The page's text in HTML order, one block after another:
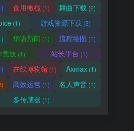
食用橄榄(1) 舞曲下载 (2)
(1) 游戏资源下载 (3)
华语新闻 (1) 流程绘图 (1)
竞技 (1) 站长平台 (1)
在线博物馆(1) Axmax(1)
高效运营(1) 名人声音 (1)
多传感器 (1)